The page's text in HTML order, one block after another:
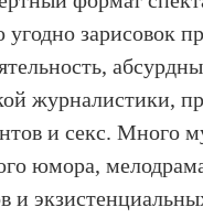
угодно зарисовок
журналистики,
и секс. Много
юмора,
и